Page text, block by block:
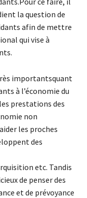
la question de
afin de mettre
qui vise à
importantsquant
à l’économie du
prestations des
non
les proches
des
etc. Tandis
de penser des
et de prévoyance